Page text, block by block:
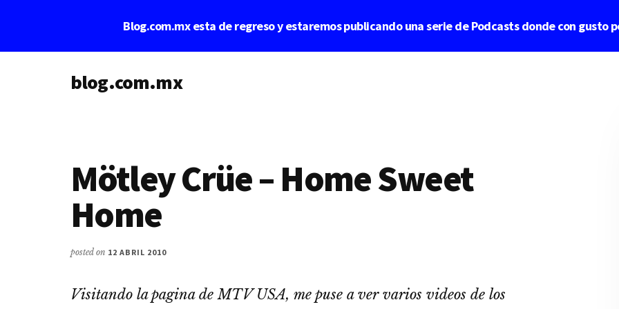
Blog.com.mx esta de regreso y estaremos publicando una serie de Podcasts donde con gusto
Additionalblog.com.mx
Mötley Crüe – Home Sweet
Home
posted on 12 ABRIL 2010
Visitando la pagina de MTV USA, me puse a ver varios videos de los